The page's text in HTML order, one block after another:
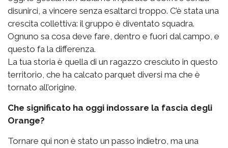
disunirci, a vincere senza esaltarci troppo. C’è stata una
crescita collettiva: il gruppo è diventato squadra.
Ognuno sa cosa deve fare, dentro e fuori dal campo, e
questo fa la differenza.
La tua storia è quella di un ragazzo cresciuto in questo
territorio, che ha calcato parquet diversi ma che è
tornato all’origine.
Che significato ha oggi indossare la fascia degli
Orange?
Tornare qui non è stato un passo indietro, ma una